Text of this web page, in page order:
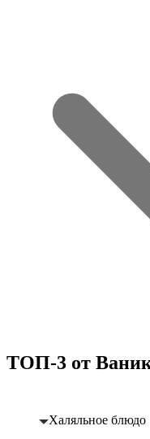
ТОП-3 от
Халяльное блюдо